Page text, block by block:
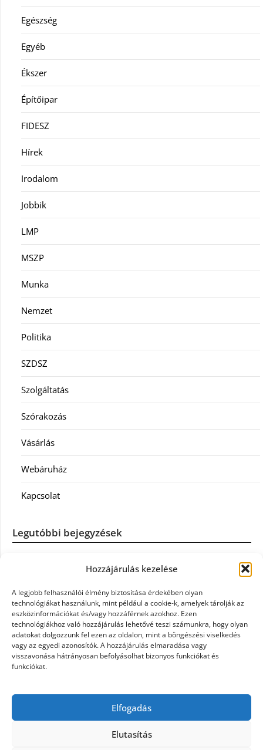
Hozzájárulás kezelése
A legjobb felhasználói élmény biztosítása érdekében olyan
technológiákat használunk, mint például a cookie-k, amelyek tárolják az
eszközinformációkat és/vagy hozzáférnek azokhoz. Ezen
technológiákhoz való hozzájárulás lehetővé teszi számunkra, hogy olyan
adatokat dolgozzunk fel ezen az oldalon, mint a böngészési viselkedés
vagy az egyedi azonosítók. A hozzájárulás elmaradása vagy
visszavonása hátrányosan befolyásolhat bizonyos funkciókat és
funkciókat.
Elfogadás
Elutasítás
Egészség
Egyéb
Ékszer
Építőipar
FIDESZ
Hírek
Irodalom
Jobbik
LMP
MSZP
Munka
Nemzet
Politika
SZDSZ
Szolgáltatás
Szórakozás
Vásárlás
Webáruház
Kapcsolat
Legutóbbi bejegyzések
Casco szélvédőcsere: mikor éri meg a biztosítást igénybe
Könyvelés: mikor érdemes könyvelőt váltani?
Szövetkezeti jog: miért elengedhetetlen a szakszerű jogi
háttér a biztonságos működéshez
Munkajogi ügyvéd: miért nem érdemes várni a jogi
Tüll anyag: elegancia és sokoldalúság a Szakatex
kínálatában